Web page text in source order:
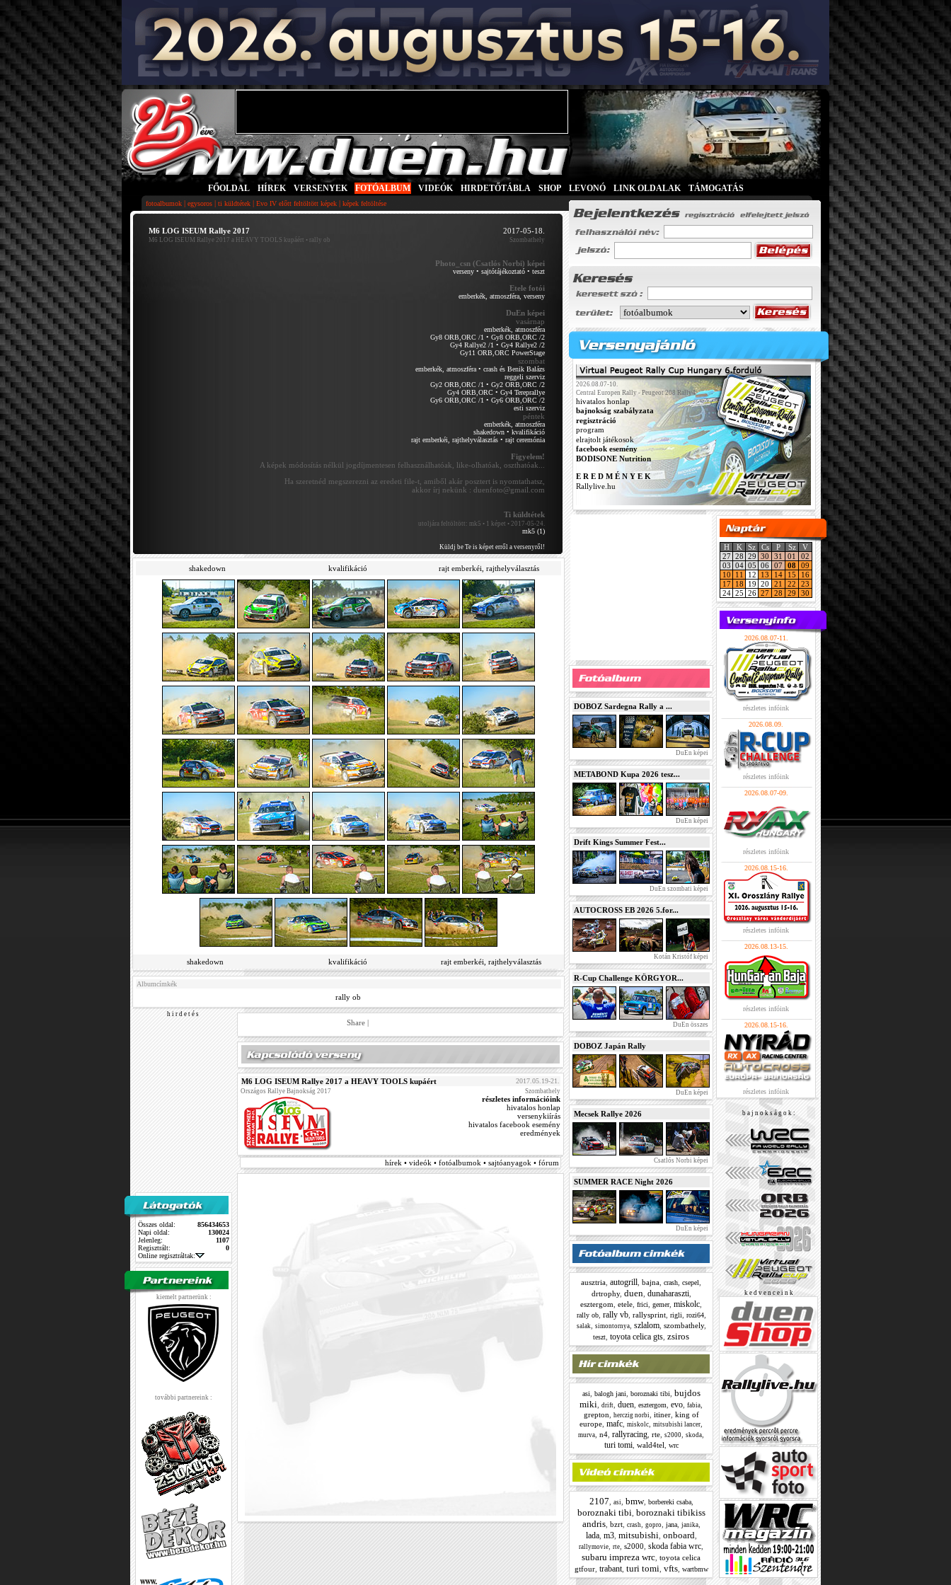
FŐOLDAL HÍREK VERSENYEK FOTÓALBUM VIDEÓK HIRDETŐTÁBLA SHOP LEVONÓ LINK OLDALAK TÁMOGATÁS
fotoalbumok | egysoros | ti küldtétek | Evo IV előtt feltöltött képek | képek feltöltése
M6 LOG ISEUM Rallye 2017
M6 LOG ISEUM Rallye 2017 a HEAVY TOOLS kupáért • rally ob
2017-05-18.
Szombathely
Photo_csn (Csatlós Norbi) képei
verseny• sajtótájékoztató• teszt
Etele fotói
emberkék, atmoszféra, verseny
DuEn képei
vasárnap
emberkék, atmoszféra
Gy8 ORB,ORC /1 • Gy8 ORB,ORC /2
Gy4 Rallye2 /1 • Gy4 Rallye2 /2
Gy11 ORB,ORC PowerStage
szombat
emberkék, atmoszféra• crash és Benik Balázs
reggeli szerviz
Gy2 ORB,ORC /1 • Gy2 ORB,ORC /2
Gy4 ORB,ORC• Gy4 Tereprallye
Gy6 ORB,ORC /1 • Gy6 ORB,ORC /2
esti szerviz
péntek
emberkék, atmoszféra
shakedown• kvalifikáció
rajt emberkéi, rajthelyválasztás• rajt ceremónia
Figyelem!
A képek módosítás nélkül jogdíjmentesen felhasználhatóak, like-olhatóak, oszthatóak...
Ha szeretnéd megszerezni az eredeti file-t, amiből akár posztert is nyomtathatsz,
akkor írj nekünk : duenfoto@gmail.com
Ti küldtétek
utoljára feltöltött: mk5 • 1 képet • 2017-05-24.
mk5 (1)
Küldj be Te is képet erről a versenyről!
shakedown kvalifikáció rajt emberkéi, rajthelyválasztás
shakedown kvalifikáció rajt emberkéi, rajthelyválasztás
Albumcímkék
rally ob
h i r d e t é s
Összes oldal:
856434653
Napi oldal:
130024
Jelenleg:
1107
Regisztrált:
0
Online regisztráltak:
kiemelt partnerünk :
további partnereink :
Share |
M6 LOG ISEUM Rallye 2017 a HEAVY TOOLS kupáért 2017.05.19-21.
Országos Rallye Bajnokság 2017 Szombathely
részletes információink
hivatalos honlap
versenykiírás
hivatalos facebook esemény
eredmények
hírek • videók • fotóalbumok • sajtóanyagok • fórum
2026.08.07-10.
Central Europen Rally - Peugeot 208 Rally4
hivatalos honlap
bajnokság szabályzata
regisztráció
program
elrajtolt játékosok
facebook esemény
BODISONE Nutrition
E R E D M É N Y E K
Rallylive.hu
DOBOZ Sardegna Rally a ...
DuEn képei
METABOND Kupa 2026 tesz...
DuEn képei
Drift Kings Summer Fest...
DuEn szombati képei
AUTOCROSS EB 2026 5.for...
Kotán Kristóf képei
R-Cup Challenge KÖRGYOR...
DuEn összes
DOBOZ Japán Rally
DuEn képei
Mecsek Rallye 2026
Csatlós Norbi képei
SUMMER RACE Night 2026
DuEn képei
ausztria autogrill bajna crash csepel
drtrophy, duen dunaharaszti,
esztergom etele frici gemer, miskolc
rally ob, rally vb, rallysprint, rigli rozi64,
salak simontornya, szlalom, szombathely,
teszt toyota celica gts zsiros
asi balogh jani boroznaki tibi
bujdos
miki drift duen esztergom evo fabia
grepton
herczig norbi itiner, king of
europe mafc miskolc mitsubishi lancer
murva n4 rallyracing rte s2000 skoda
turi tomi, wald4tel wrc
2107 asi bmw, borbereki csaba,
boroznaki tibi boroznaki tibikiss
andris, bzrt, crash gopro, jana, janika,
lada, m3, mitsubishi onboard
rallymovie rte s2000 skoda fabia wrc
subaru impreza wrc toyota celica
gtfour, trabant, turi tomi vfts, wartbmw
H K Sz Cs P Sz
V
27 28 29 30 31 01
02
03 04 05 06 07 08 09
10
11 12 13 14 15
16
17
18 19 20 21 22
23
24 25 26 27 28 29 30
2026.08.07-11.
részletes infóink
2026.08.09.
részletes infóink
2026.08.07-09.
részletes infóink
2026.08.15-16.
részletes infóink
2026.08.13-15.
részletes infóink
2026.08.15-16.
részletes infóink
b a j n o k s á g o k :
k e d v e n c e i n k